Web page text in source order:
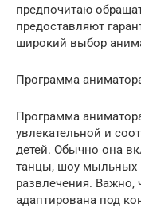
предпочитаю
предоставляют
широкий выбор
Программа
Программа
увлекательной и
детей. Обычно она
танцы, шоу мыльных
развлечения.
адаптирована под